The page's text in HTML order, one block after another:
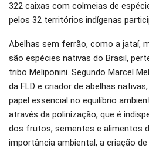
322 caixas com colmeias de
pelos 32 territórios indígenas
Abelhas sem ferrão, como a jataí,
são espécies nativas do Brasil,
tribo Meliponini. Segundo Marcel
da FLD e criador de abelhas
papel essencial no equilíbrio
através da polinização, que é
dos frutos, sementes e alimentos
importância ambiental, a criação